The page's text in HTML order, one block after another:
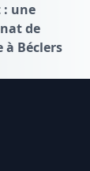
: une
de
à Béclers